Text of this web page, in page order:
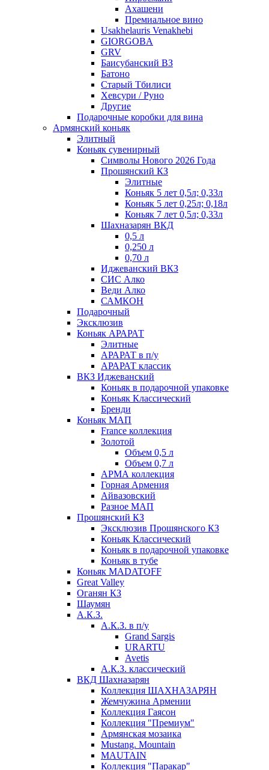
Ахашени
Премиальное вино
Usakhelauris Venakhebi
GIORGOBA
GRV
Баисубанский ВЗ
Батоно
Старый Тбилиси
Хевсури / Руно
Другие
Подарочные коробки для вина
Армянский коньяк
Элитный
Коньяк сувенирный
Символы Нового 2026 Года
Прошянский КЗ
Элитные
Коньяк 5 лет 0,5л; 0,33л
Коньяк 5 лет 0,25л; 0,18л
Коньяк 7 лет 0,5л; 0,33л
Шахназарян ВКД
0,5 л
0,250 л
0,70 л
Иджеванский ВКЗ
СИС Алко
Веди Алко
САМКОН
Подарочный
Эксклюзив
Коньяк АРАРАТ
Элитные
АРАРАТ в п/у
АРАРАТ классик
ВКЗ Иджеванский
Коньяк в подарочной упаковке
Коньяк Классический
Бренди
Коньяк МАП
France коллекция
Золотой
Объем 0,5 л
Объем 0,7 л
АРМА коллекция
Горная Армения
Айвазовский
Разное МАП
Прошянский КЗ
Эксклюзив Прошянского КЗ
Коньяк Классический
Коньяк в подарочной упаковке
Коньяк в тубе
Коньяк MADATOFF
Great Valley
Оганян КЗ
Шаумян
А.К.З.
А.К.З. в п/у
Grand Sargis
URARTU
Avetis
А.К.З. классический
ВКД Шахназарян
Коллекция ШАХНАЗАРЯН
Жемчужина Армении
Коллекция Гаясон
Коллекция "Премиум"
Армянская мозаика
Mustang. Mountain
MAUTAIN
Коллекция "Паракар"